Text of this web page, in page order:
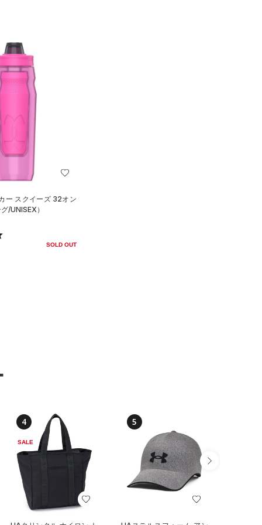
ー スクイーズ 32オン
/UNISEX）
SOLD OUT
4
SALE
5